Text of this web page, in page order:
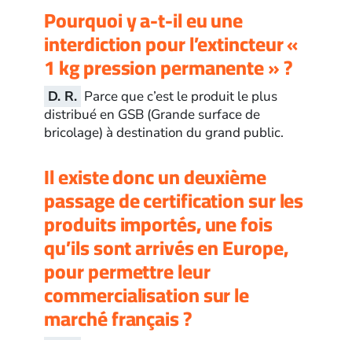
Pourquoi y a-t-il eu une
interdiction pour l’extincteur «
1 kg pression permanente » ?
D. R. Parce que c’est le produit le plus
distribué en GSB (Grande surface de
bricolage) à destination du grand public.
Il existe donc un deuxième
passage de certification sur les
produits importés, une fois
qu’ils sont arrivés en Europe,
pour permettre leur
commercialisation sur le
marché français ?